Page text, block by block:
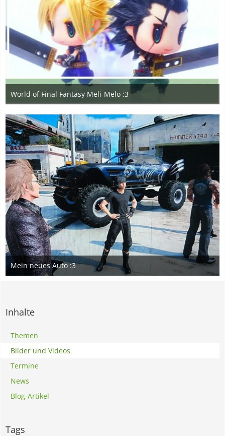
World of Final Fantasy Meli-Melo :3
29. Januar 2018
2
Mein neues Auto :3
30. Oktober 2017
Inhalte
Themen
Bilder und Videos
Termine
News
Blog-Artikel
Tags